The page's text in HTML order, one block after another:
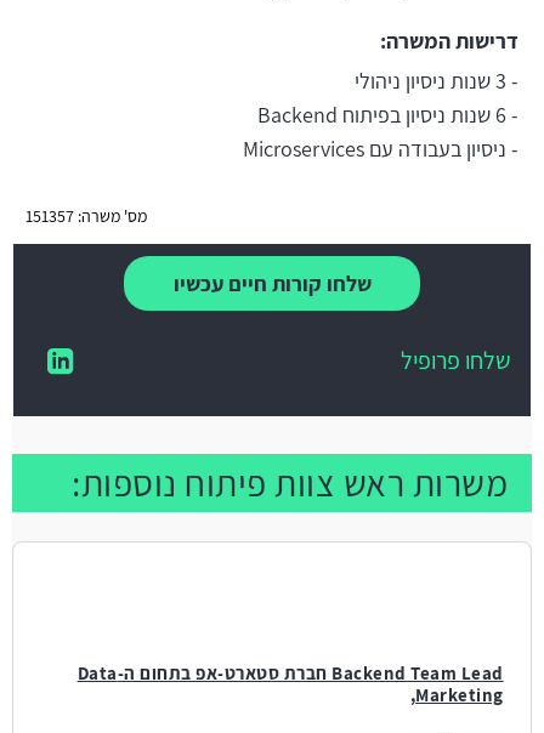
דרישות המשרה:
- 3 שנות ניסיון ניהולי
- 6 שנות ניסיון בפיתוח Backend
- ניסיון בעבודה עם Microservices
מס' משרה: 151357
שלחו קורות חיים עכשיו
שלחו פרופיל
משרות ראש צוות פיתוח נוספות:
Backend Team Lead חברת סטארט-אפ בתחום ה-Data
Marketing,